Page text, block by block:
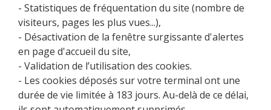
- Statistiques de fréquentation du site (nombre de
visiteurs, pages les plus vues...),
- Désactivation de la fenêtre surgissante d'alertes
en page d'accueil du site,
- Validation de l’utilisation des cookies.
- Les cookies déposés sur votre terminal ont une
durée de vie limitée à 183 jours. Au-delà de ce délai,